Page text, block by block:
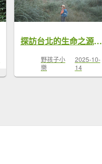
探訪台北的生命之源｜桶後越嶺步道（礁溪-烏來）
野孩子小
樂
2025-10-
14